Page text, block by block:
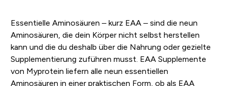
Essentielle Aminosäuren – kurz EAA – sind die neun
Aminosäuren, die dein Körper nicht selbst herstellen
kann und die du deshalb über die Nahrung oder gezielte
Supplementierung zuführen musst. EAA Supplemente
von Myprotein liefern alle neun essentiellen
Aminosäuren in einer praktischen Form, ob als EAA